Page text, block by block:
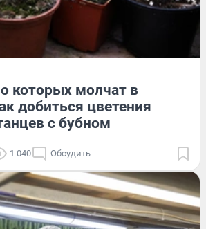
которых молчат в
добиться цветения
с бубном
1 040 Обсудить